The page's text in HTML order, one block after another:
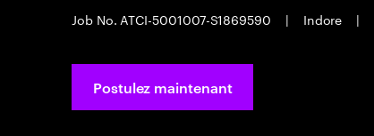
Job No. ATCI-5001007-S1869590
| Indore |
Postulez maintenant